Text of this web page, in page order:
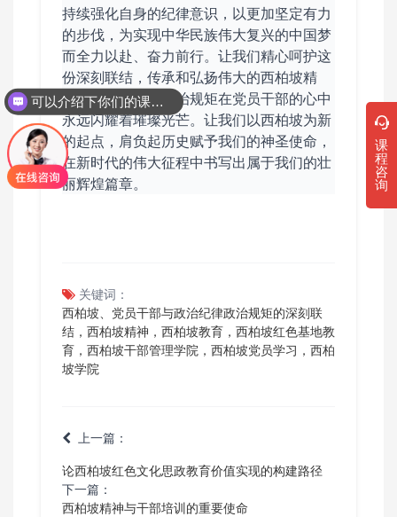
持续强化自身的纪律意识，以更加坚定有力
的步伐，为实现中华民族伟大复兴的中国梦
而全力以赴、奋力前行。 让我们精心呵护这
份深刻联结，传承和弘扬伟大的西柏坡精
神，让政治纪律政治规矩在党员干部的心中
永远闪耀着璀璨光芒。让我们以西柏坡为新
的起点，肩负起历史赋予我们的神圣使命，
在新时代的伟大征程中书写出属于我们的壮
丽辉煌篇章。
关键词：
西柏坡、党员干部与政治纪律政治规矩的深刻联
结，西柏坡精神，西柏坡教育，西柏坡红色基地教
育，西柏坡干部管理学院，西柏坡党员学习，西柏
坡学院
上一篇：
论西柏坡红色文化思政教育价值实现的构建路径
下一篇：
西柏坡精神与干部培训的重要使命
课
程
咨
询
可以介绍下你们的课程吗？